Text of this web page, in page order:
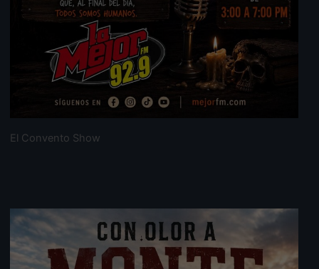
El Convento Show